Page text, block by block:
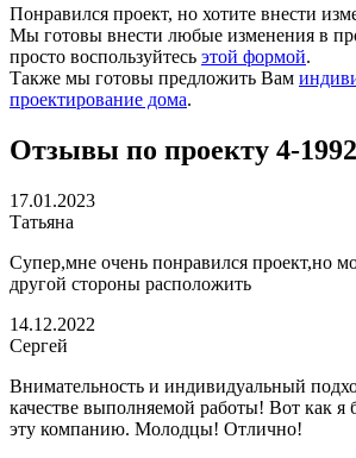
Понравился проект, но хотите внести
Мы готовы внести любые изменения в
просто воспользуйтесь этой формой.
Также мы готовы предложить Вам
проектирование дома.
Отзывы по проекту 4-1992
17.01.2023
Татьяна
Супер,мне очень понравился проект,но
другой стороны расположить
14.12.2022
Сергей
Внимательность и индивидуальный
качестве выполняемой работы! Вот как я
эту компанию. Молодцы! Отлично!